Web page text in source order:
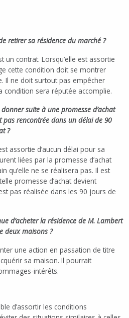
retirer sa résidence du marché ?
un contrat. Lorsqu’elle est assortie
cette condition doit se montrer
Il ne doit surtout pas empêcher
condition sera réputée accomplie.
suite à une promesse d’achat
pas rencontrée dans un délai de 90
?
assortie d’aucun délai pour sa
liées par la promesse d’achat
qu’elle ne se réalisera pas. Il est
promesse d’achat devient
pas réalisée dans les 90 jours de
d’acheter la résidence de M. Lambert
deux maisons ?
une action en passation de titre
sa maison. Il pourrait
intérêts.
d’assortir les conditions